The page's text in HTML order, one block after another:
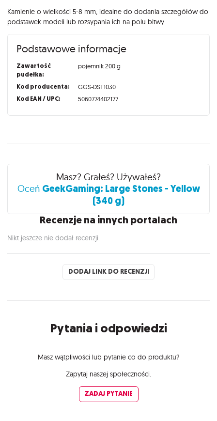
Kamienie o wielkości 5-8 mm, idealne do dodania szczegółów do
podstawek modeli lub rozsypania ich na polu bitwy.
Podstawowe informacje
Zawartość
pudełka:
pojemnik 200 g
Kod producenta: GGS-DST1030
Kod EAN / UPC: 5060774402177
Recenzje
Masz? Grałeś? Używałeś?
Oceń GeekGaming: Large Stones - Yellow
(340 g)
Recenzje na innych portalach
Nikt jeszcze nie dodał recenzji.
DODAJ LINK DO RECENZJI
Pytania i odpowiedzi
Masz wątpliwości lub pytanie co do produktu?
Zapytaj naszej społeczności.
ZADAJ PYTANIE